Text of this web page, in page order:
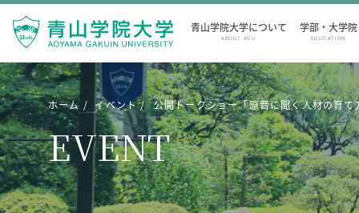
青山学院大学について
ABOUT AGU
学部・大学院
EDUCATION
ホーム イベント 公開トークショー「原晋に聞く人材の育て
EVENT